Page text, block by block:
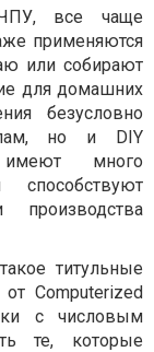
все чаще
применяются
или собирают
для домашних
безусловно
но и DIY
имеют много
способствуют
титульные
Computerized
с числовым
те, которые